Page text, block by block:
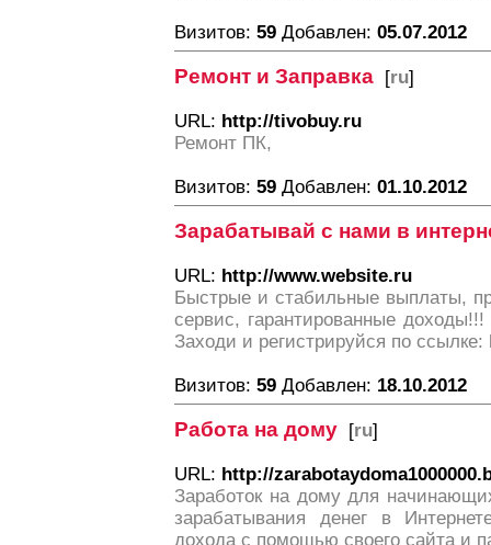
Визитов: 59 Добавлен: 05.07.2012
Ремонт и Заправка [ru]
URL: http://tivobuy.ru
Ремонт ПК,
Визитов: 59 Добавлен: 01.10.2012
Зарабатывай с нами в
URL: http://www.website.ru
Быстрые и стабильные выплаты,
сервис, гарантированные
Заходи и регистрируйся по
Визитов: 59 Добавлен: 18.10.2012
Работа на дому [ru]
URL: http://
Заработок на дому для
зарабатывания денег в
дохода с помощью своего сайта и